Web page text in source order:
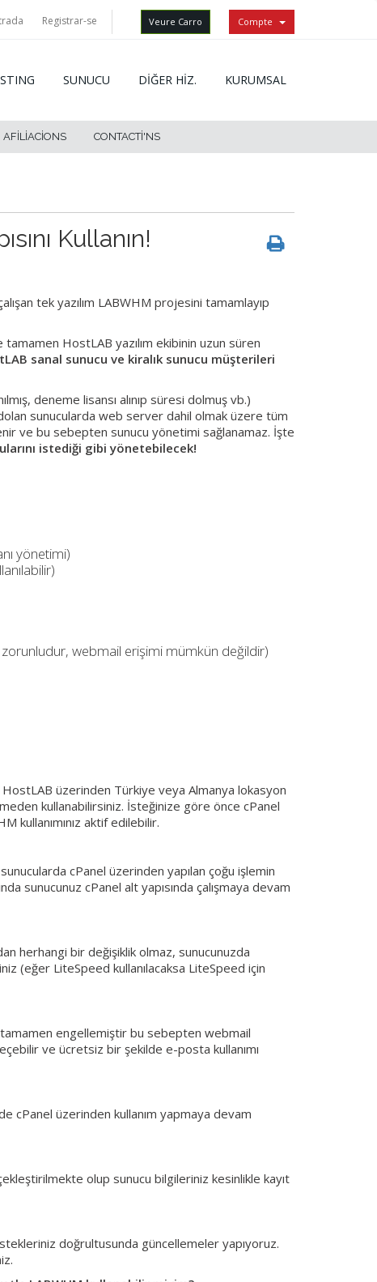
Registrar-se Veure Carro Compte
SUNUCU DİĞER HİZ. KURUMSAL
AFILIACIONS CONTACTI'NS
Kullanın!
tek yazılım LABWHM projesini tamamlayıp
HostLAB yazılım ekibinin uzun süren
sanal sunucu ve kiralık sunucu müşterileri
deneme lisansı alınıp süresi dolmuş vb.)
sunucularda web server dahil olmak üzere tüm
ve bu sebepten sunucu yönetimi sağlanamaz. İşte
istediği gibi yönetebilecek!
yönetimi)
zorunludur, webmail erişimi mümkün değildir)
üzerinden Türkiye veya Almanya lokasyon
kullanabilirsiniz. İsteğinize göre önce cPanel
kullanımınız aktif edilebilir.
cPanel üzerinden yapılan çoğu işlemin
sunucunuz cPanel alt yapısında çalışmaya devam
herhangi bir değişiklik olmaz, sunucunuzda
(eğer LiteSpeed kullanılacaksa LiteSpeed için
tamamen engellemiştir bu sebepten webmail
ve ücretsiz bir şekilde e-posta kullanımı
cPanel üzerinden kullanım yapmaya devam
olup sunucu bilgileriniz kesinlikle kayıt
doğrultusunda güncellemeler yapıyoruz.